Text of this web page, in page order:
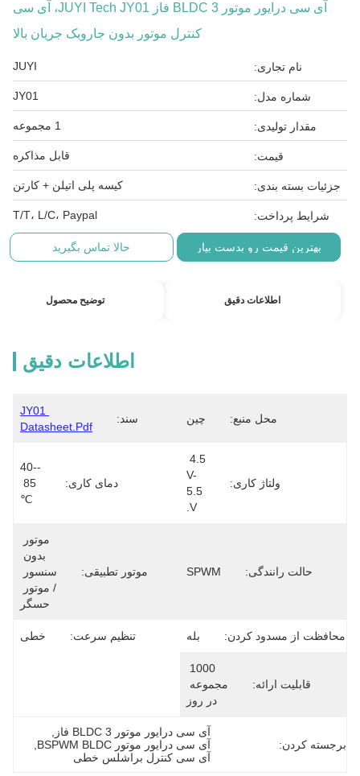
آی سی درایور موتور BLDC 3 فاز JUYI Tech JY01، آی سی
کنترل موتور بدون جاروبک جریان بالا
نام تجاری: JUYI
شماره مدل: JY01
مقدار تولیدی: 1 مجموعه
قیمت: قابل مذاکره
جزئیات بسته بندی: کیسه پلی اتیلن + کارتن
شرایط پرداخت: T/T، L/C، Paypal
بهترین قیمت رو بدست بیار حالا تماس بگیرید
اطلاعات دقیق توضیح محصول
اطلاعات دقیق
محل منبع: چین سند:
JY01
Datasheet.pdf
ولتاژ کاری:
V-
5.5
V.
دمای کاری:
-40-
℃
حالت رانندگی: SPWM موتور تطبیقی:
حسگر
محافظت از مسدود کردن: بله تنظیم سرعت: خطی
قابلیت ارائه:
در روز
برجسته کردن:
آی سی درایور موتور BLDC 3 فاز
آی سی درایور موتور BSPWM BLDC
آی سی کنترل براشلس خطی